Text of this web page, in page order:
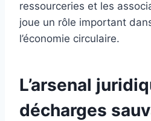
ressourceries et les
joue un rôle important
l’économie circulaire.
L’arsenal
décharges